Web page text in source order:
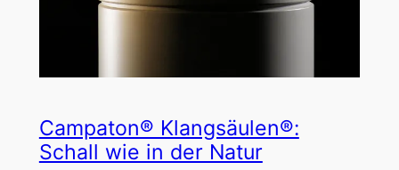
Campaton® Klangsäulen®:
Schall wie in der Natur